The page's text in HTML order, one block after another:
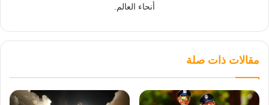
أنحاء العالم.
مقالات ذات صلة